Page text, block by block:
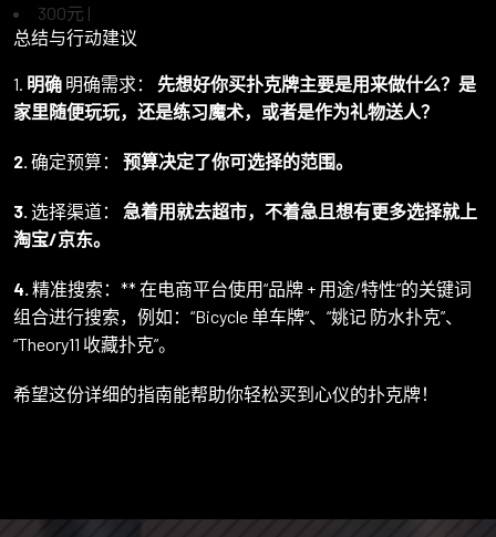
300元 |
总结与行动建议
1. 明确 明确需求：
先想好你买扑克牌主要是用来做什么？是
家里随便玩玩，还是练习魔术，或者是作为礼物送人？
2. 确定预算： 预算决定了你可选择的范围。
3. 选择渠道：
急着用就去超市，不着急且想有更多选择就上
淘宝/京东。
4. 精准搜索：** 在电商平台使用“品牌 + 用途/特性”的关键词
组合进行搜索，例如：“Bicycle 单车牌”、“姚记 防水扑克”、
“Theory11 收藏扑克”。
希望这份详细的指南能帮助你轻松买到心仪的扑克牌！